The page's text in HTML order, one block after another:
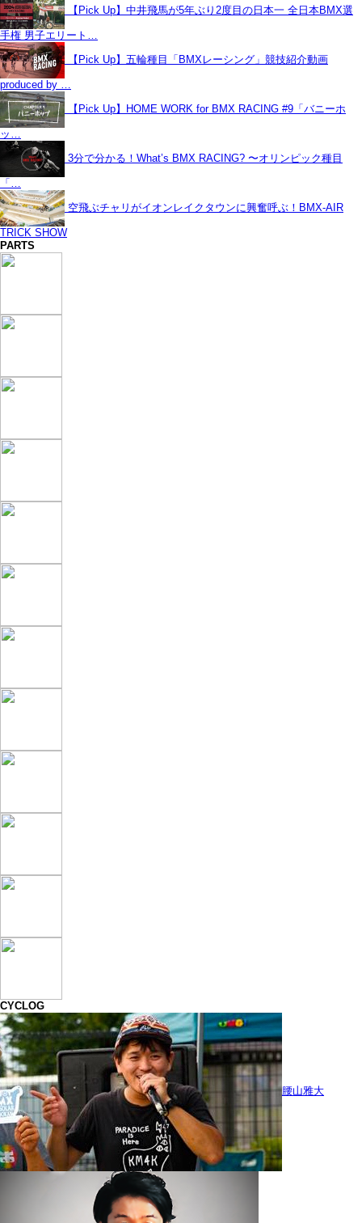
【Pick Up】中井飛馬が5年ぶり2度目の日本一 全日本BMX選
手権 男子エリート…
【Pick Up】五輪種目「BMXレーシング」競技紹介動画
produced by …
【Pick Up】HOME WORK for BMX RACING #9「バニーホ
ッ…
3分で分かる！What’s BMX RACING? 〜オリンピック種目
「…
空飛ぶチャリがイオンレイクタウンに興奮呼ぶ！BMX-AIR
TRICK SHOW
PARTS
CYCLOG
腰山雅大